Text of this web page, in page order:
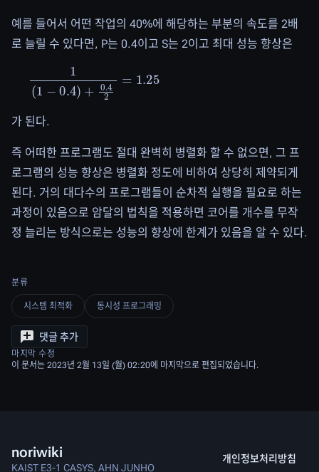
예를 들어서 어떤 작업의 40%에 해당하는 부분의 속도를 2배
로 늘릴 수 있다면, P는 0.4이고 S는 2이고 최대 성능 향상은
0.4) 1.25
가 된다.
즉 어떠한 프로그램도 절대 완벽히 병렬화 할 수 없으면, 그 프
로그램의 성능 향상은 병렬화 정도에 비하여 상당히 제약되게
된다. 거의 대다수의 프로그램들이 순차적 실행을 필요로 하는
과정이 있음으로 암달의 법칙을 적용하면 코어를 개수를 무작
정 늘리는 방식으로는 성능의 향상에 한계가 있음을 알 수 있다.
분류
시스템 최적화 동시성 프로그래밍
댓글 추가
마지막 수정
이 문서는 2023년 2월 13일 (월) 02:20에 마지막으로 편집되었습니다.
noriwiki
KAIST E3-1 CASYS, AHN JUNHO
개인정보처리방침